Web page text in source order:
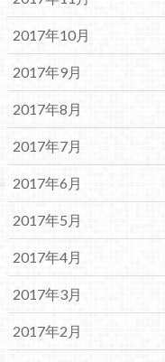
2017年10月
2017年9月
2017年8月
2017年7月
2017年6月
2017年5月
2017年4月
2017年3月
2017年2月